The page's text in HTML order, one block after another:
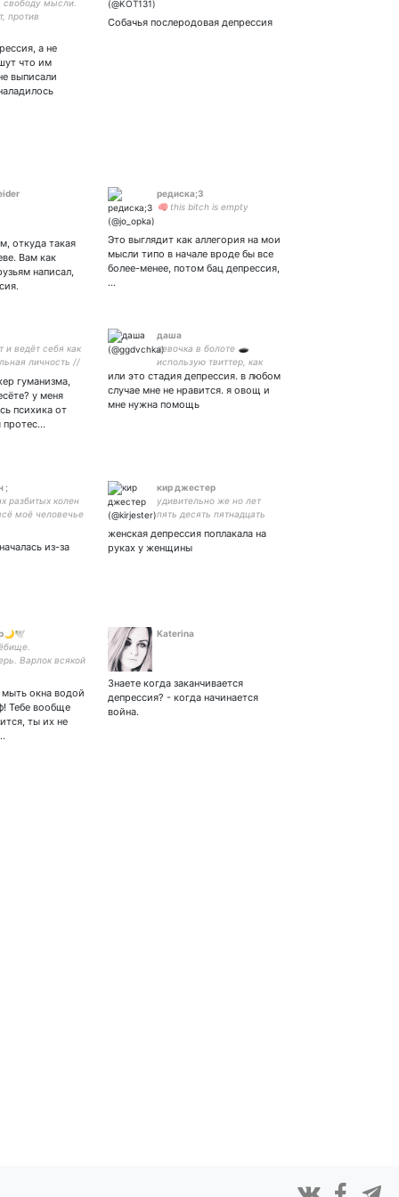
свободу мысли.
против
#феминизм
а не
что им
выписали
Собачья послеродовая депрессия
откуда такая
Вам как
написал,
редиска;3
🧠 this bitch is empty
Это выглядит как аллегория на мои
мысли типо в начале вроде бы все
более-менее, потом бац депрессия,
…
и ведёт себя как
личность //
f60.3
гуманизма,
у меня
психика от
протес…
даша
девочка в болоте 🕳
использую твиттер, как
помойную яму. но иногда
показываю котиков
или это стадия депрессия. в любом
случае мне не нравится. я овощ и
мне нужна помощь
;
разбитых колен
моё человечье
; up:
из-за
кир джестер
удивительно же но лет
пять десять пятнадцать
нынешнюю жизнь я бы
принял за ад
женская депрессия поплакала на
руках у женщины
Варлок всякой
невзаимно и
бесплатно.
окна водой
Тебе вообще
ты их не
Katerina
Знаете когда заканчивается
депрессия? - когда начинается
война.